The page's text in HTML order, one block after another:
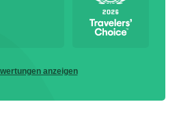
anzeigen